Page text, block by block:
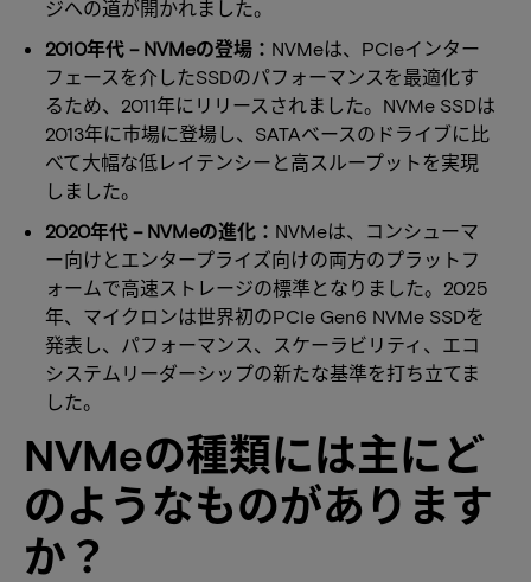
ジへの道が開かれました。
2010年代 – NVMeの登場： NVMeは、PCIeインター
フェースを介したSSDのパフォーマンスを最適化す
るため、2011年にリリースされました。NVMe SSDは
2013年に市場に登場し、SATAベースのドライブに比
べて大幅な低レイテンシーと高スループットを実現
しました。
2020年代 – NVMeの進化： NVMeは、コンシューマ
ー向けとエンタープライズ向けの両方のプラットフ
ォームで高速ストレージの標準となりました。2025
年、マイクロンは世界初のPCIe Gen6 NVMe SSDを
発表し、パフォーマンス、スケーラビリティ、エコ
システムリーダーシップの新たな基準を打ち立てま
した。
NVMeの種類には主にど
のようなものがあります
か？